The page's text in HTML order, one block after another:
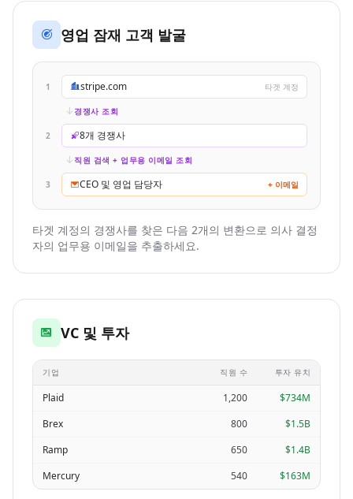
영업 잠재 고객 발굴
1 stripe.com 타겟 계정
경쟁사 조회
2 8개 경쟁사
직원 검색 + 업무용 이메일 조회
3 CEO 및 영업 담당자 + 이메일
타겟 계정의 경쟁사를 찾은 다음 2개의 변환으로 의사 결정
자의 업무용 이메일을 추출하세요.
VC 및 투자
기업 직원 수 투자 유치
Plaid 1,200
$734M
Brex
800
$1.5B
Ramp
650
$1.4B
Mercury
540 $163M